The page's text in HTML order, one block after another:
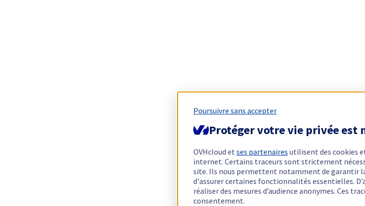
Poursuivre sans accepter
Protéger votre vie privée
OVHcloud et ses partenaires utilisent des cookies
internet. Certains traceurs sont strictement
site. Ils nous permettent notamment de garantir
d'assurer certaines fonctionnalités essentielles.
réaliser des mesures d’audience anonymes. Ces
consentement.